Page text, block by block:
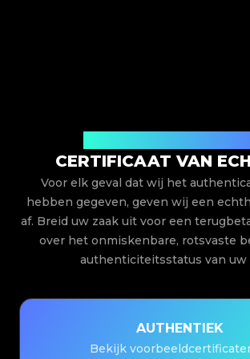
CERTIFICAAT VAN
Voor elk geval dat wij het
hebben gegeven, geven wij een
af. Breid uw zaak uit voor een
over het onmiskenbare, rotsvaste
authenticiteitsstatus van uw
AUTHENTIEK
Bekijk